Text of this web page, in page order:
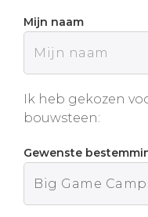
Mijn naam
Ik heb gekozen
bouwsteen:
Gewenste